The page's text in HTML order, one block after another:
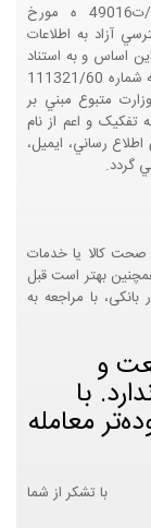
هيئت محترم دولت طي مصوبه شماره 99517/ت49016 ه مورخ
آزاد به اطلاعات
بر اين اساس و به استناد
مواد 5 و 9 آيين نامه اجرايي و همچنين با تکيه بر نامه شماره 111321/60
وزارت متبوع مبني بر
تفکيک و اعم از نام
رساني، ايميل،
گردد.
صحت کالا یا خدمات
بهتر است قبل
با مراجعه به
و
با
معامله
با تشکر از شما